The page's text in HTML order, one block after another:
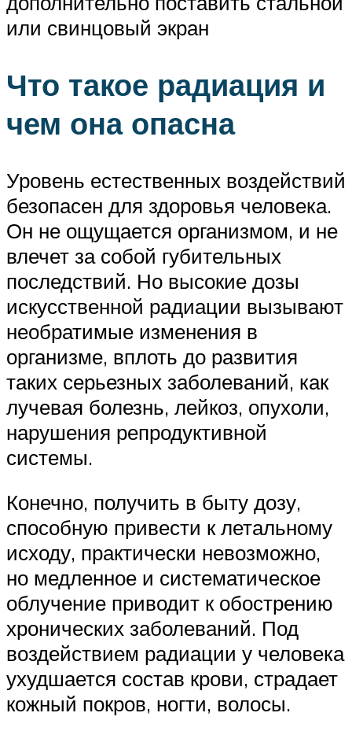
или свинцовый экран
Что такое радиация и
чем она опасна
Уровень естественных воздействий
безопасен для здоровья человека.
Он не ощущается организмом, и не
влечет за собой губительных
последствий. Но высокие дозы
искусственной радиации вызывают
необратимые изменения в
организме, вплоть до развития
таких серьезных заболеваний, как
лучевая болезнь, лейкоз, опухоли,
нарушения репродуктивной
системы.
Конечно, получить в быту дозу,
способную привести к летальному
исходу, практически невозможно,
но медленное и систематическое
облучение приводит к обострению
хронических заболеваний. Под
воздействием радиации у человека
ухудшается состав крови, страдает
кожный покров, ногти, волосы.